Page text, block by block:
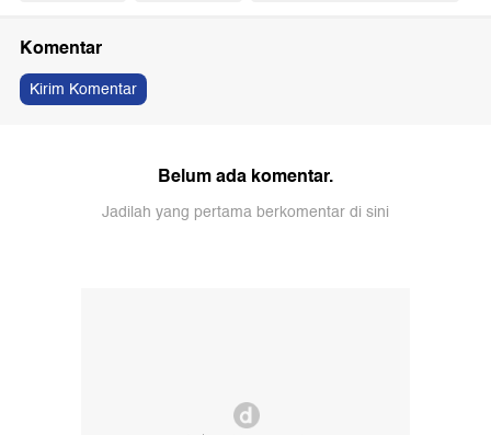
Komentar
Kirim Komentar
Belum ada komentar.
Jadilah yang pertama berkomentar di sini